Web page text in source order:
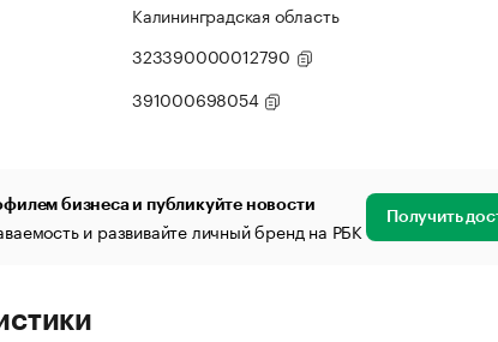
Калининградская область
323390000012790
391000698054
бизнеса и публикуйте новости
и развивайте личный бренд на РБК Получить